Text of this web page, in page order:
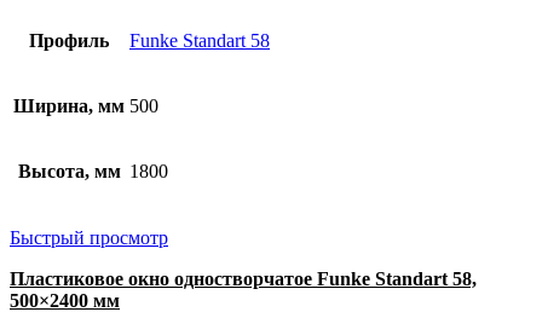
Профиль Funke Standart 58
Ширина, мм 500
Высота, мм 1800
Быстрый просмотр
Пластиковое окно одностворчатое Funke Standart 58,
500×2400 мм